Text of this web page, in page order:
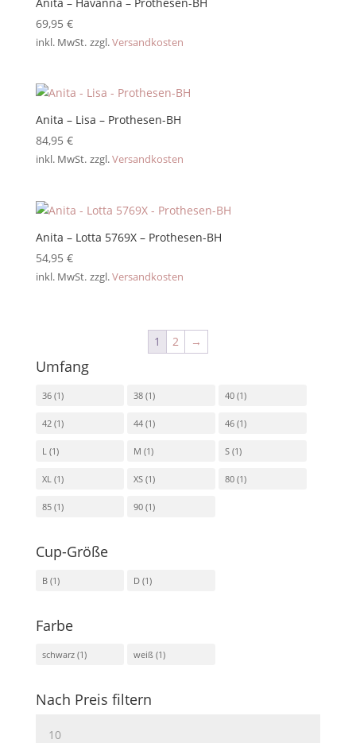
69,95 €
inkl. MwSt. zzgl.Versandkosten
Anita – Lisa – Prothesen-BH
84,95 €
inkl. MwSt. zzgl.Versandkosten
Anita – Lotta 5769X – Prothesen-BH
54,95 €
inkl. MwSt. zzgl.Versandkosten
1 2 →
Umfang
36 (1) 38 (1) 40 (1)
42 (1) 44 (1) 46 (1)
L (1) M (1) S (1)
XL (1) XS (1) 80 (1)
85 (1) 90 (1)
Cup-Größe
B (1) D (1)
Farbe
schwarz (1) weiß (1)
Nach Preis filtern